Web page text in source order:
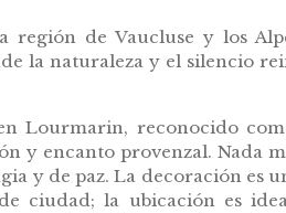
región de Vaucluse y los
la naturaleza y el silencio
Lourmarin, reconocido
y encanto provenzal. Nada
y de paz. La decoración es
ciudad; la ubicación es